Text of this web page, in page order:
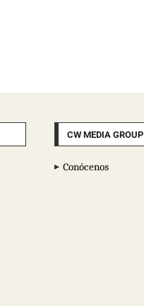
CW MEDIA GROUP
Conócenos